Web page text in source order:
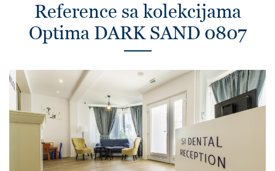
Reference sa kolekcijama
Optima DARK SAND 0807